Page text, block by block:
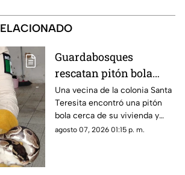
Guardabosques
rescatan pitón bola
localizada en una casa
de Guadalajara
Una vecina de la colonia Santa
Teresita encontró una pitón
bola cerca de su vivienda y
solicitó apoyo. Guardabosques
agosto 07, 2026 01:15 p. m.